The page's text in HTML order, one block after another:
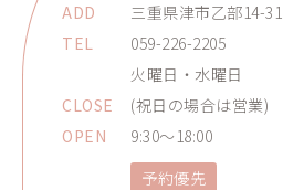
ADD
三重県津市乙部14-31
TEL
059-226-2205
CLOSE
火曜日・水曜日
(祝日の場合は営業)
OPEN
9:30～18:00
予約優先